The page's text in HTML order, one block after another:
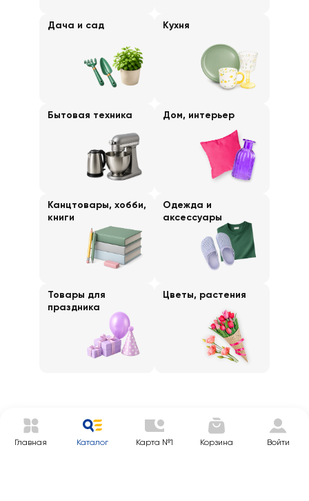
Дача и сад Кухня
Бытовая техника Дом, интерьер
Канцтовары, хобби,
книги
Одежда и
аксессуары
Товары для
праздника
Цветы, растения
Главная Каталог Карта №1 Корзина Войти